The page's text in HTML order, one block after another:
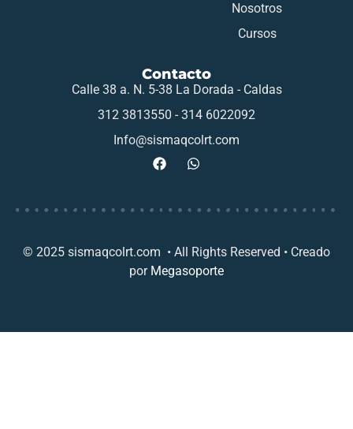
Nosotros
Cursos
Contacto
Calle 38 a. N. 5-38 La Dorada - Caldas
312 3813550 - 314 6022092
Info@sismaqcolrt.com
© 2025 sismaqcolrt.com • All Rights Reserved • Creado
por Megasoporte